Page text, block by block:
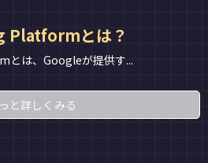
とは？
は、Googleが提供す...
と詳しくみる